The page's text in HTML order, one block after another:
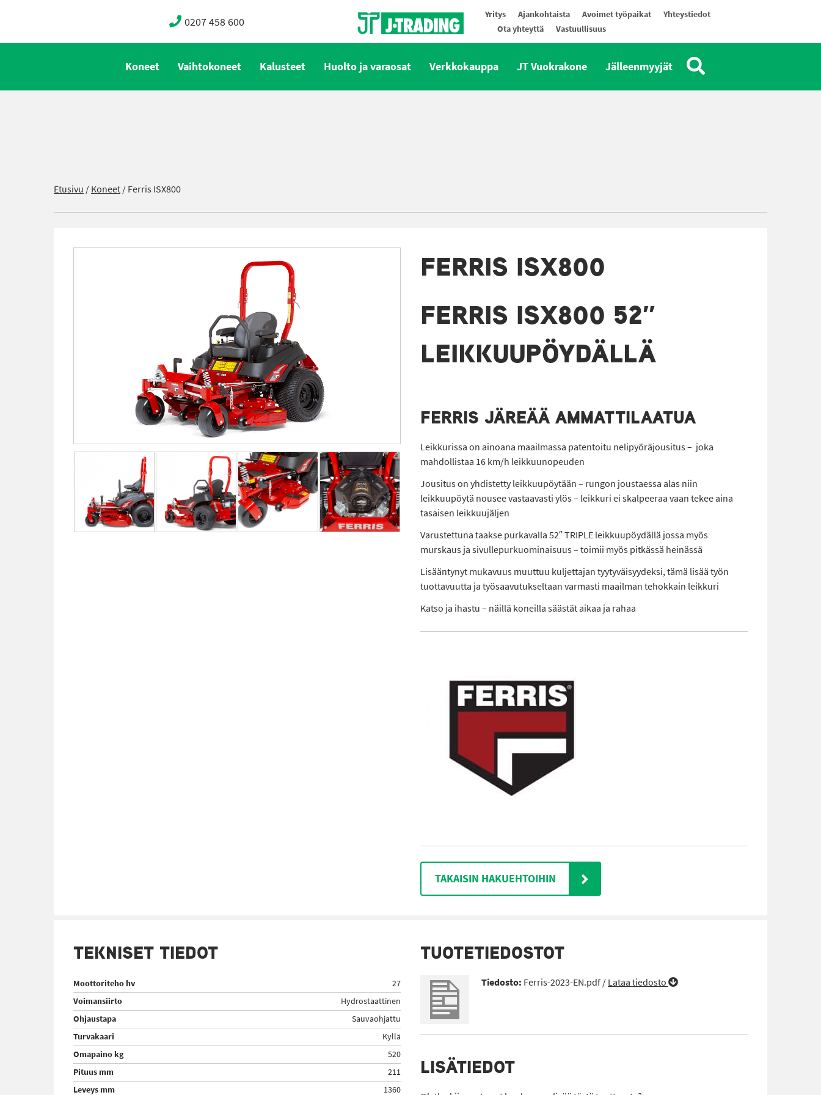
0207 458 600 Yritys Ajankohtaista Avoimet työpaikat
Yhteystiedot
Ota yhteyttä
Vastuullisuus
Koneet Vaihtokoneet Kalusteet Huolto ja varaosat Verkkokauppa JT Vuokrakone Jälleenmyyjät
Etusivu /Koneet/Ferris ISX800
FERRIS ISX800
FERRIS ISX800 52″
LEIKKUUPÖYDÄLLÄ
FERRIS JÄREÄÄ AMMATTILAATUA
Leikkurissa on ainoana maailmassa patentoitu nelipyöräjousitus – joka
mahdollistaa 16 km/h leikkuunopeuden
Jousitus on yhdistetty leikkuupöytään – rungon joustaessa alas niin
leikkuupöytä nousee vastaavasti ylös – leikkuri ei skalpeeraa vaan tekee aina
tasaisen leikkuujäljen
Varustettuna taakse purkavalla 52″ TRIPLE leikkuupöydällä jossa myös
murskaus ja sivullepurkuominaisuus – toimii myös pitkässä heinässä
Lisääntynyt mukavuus muuttuu kuljettajan tyytyväisyydeksi, tämä lisää työn
tuottavuutta ja työsaavutukseltaan varmasti maailman tehokkain leikkuri
Katso ja ihastu – näillä koneilla säästät aikaa ja rahaa
TAKAISIN HAKUEHTOIHIN
TEKNISET TIEDOT
Moottoriteho hv
27
Voimansiirto
Hydrostaattinen
Ohjaustapa
Sauvaohjattu
Turvakaari
Kyllä
Omapaino kg
520
Pituus mm
211
Leveys mm
1360
TUOTETIEDOSTOT
Tiedosto: Ferris-2023-EN.pdf /Lataa tiedosto
LISÄTIEDOT